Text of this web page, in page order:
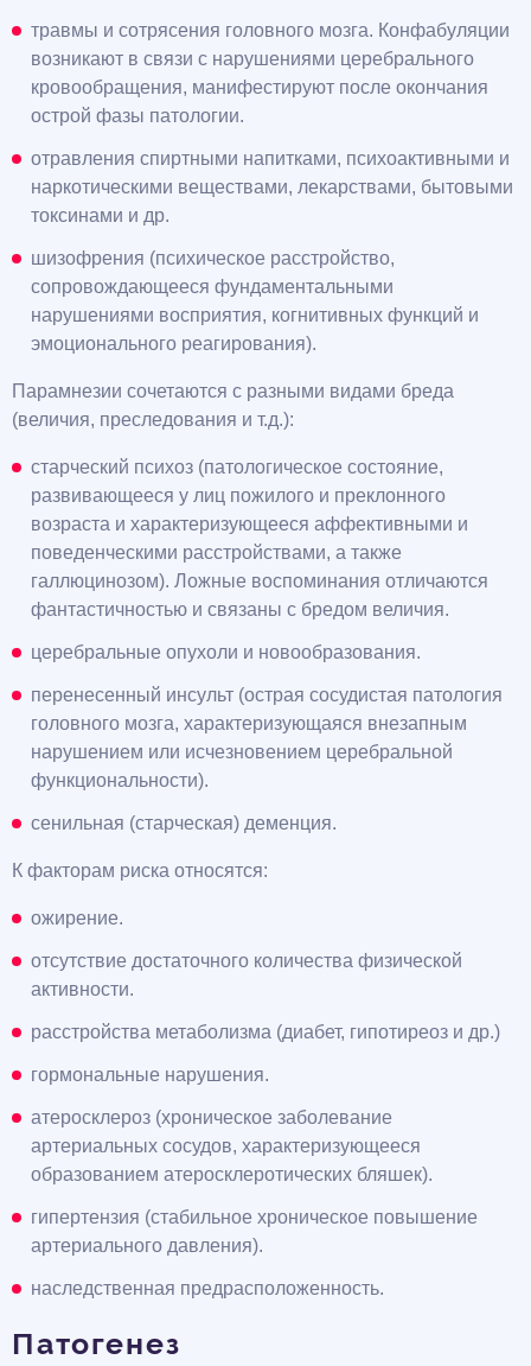
травмы и сотрясения головного мозга. Конфабуляции
возникают в связи с нарушениями церебрального
кровообращения, манифестируют после окончания
острой фазы патологии.
отравления спиртными напитками, психоактивными и
наркотическими веществами, лекарствами, бытовыми
токсинами и др.
шизофрения (психическое расстройство,
сопровождающееся фундаментальными
нарушениями восприятия, когнитивных функций и
эмоционального реагирования).
Парамнезии сочетаются с разными видами бреда
(величия, преследования и т.д.):
старческий психоз (патологическое состояние,
развивающееся у лиц пожилого и преклонного
возраста и характеризующееся аффективными и
поведенческими расстройствами, а также
галлюцинозом). Ложные воспоминания отличаются
фантастичностью и связаны с бредом величия.
церебральные опухоли и новообразования.
перенесенный инсульт (острая сосудистая патология
головного мозга, характеризующаяся внезапным
нарушением или исчезновением церебральной
функциональности).
сенильная (старческая) деменция.
К факторам риска относятся:
ожирение.
отсутствие достаточного количества физической
активности.
расстройства метаболизма (диабет, гипотиреоз и др.)
гормональные нарушения.
атеросклероз (хроническое заболевание
артериальных сосудов, характеризующееся
образованием атеросклеротических бляшек).
гипертензия (стабильное хроническое повышение
артериального давления).
наследственная предрасположенность.
Патогенез